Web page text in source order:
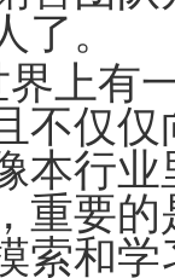
了。
上有
不仅
本行
重要
索和